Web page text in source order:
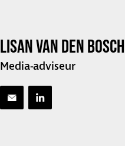
LISAN VAN DEN BOSCH
Media-adviseur